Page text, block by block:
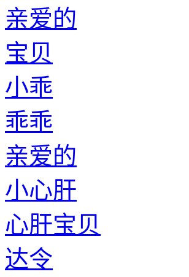
亲爱的
宝贝
小乖
乖乖
亲爱的
小心肝
心肝宝贝
达令